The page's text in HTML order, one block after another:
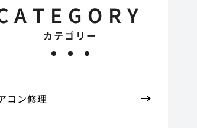
カテゴリー
コン修理